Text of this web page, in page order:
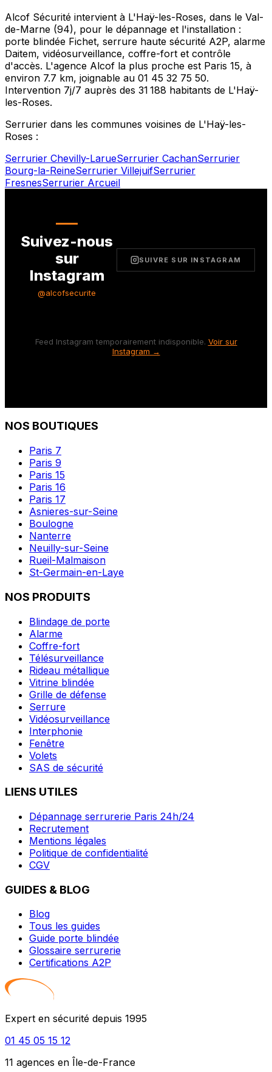
Alcof Sécurité intervient à L'Haÿ-les-Roses, dans le Val-
de-Marne (94), pour le dépannage et l'installation :
porte blindée Fichet, serrure haute sécurité A2P, alarme
Daitem, vidéosurveillance, coffre-fort et contrôle
d'accès. L'agence Alcof la plus proche est Paris 15, à
environ 7.7 km, joignable au 01 45 32 75 50.
Intervention 7j/7 auprès des 31 188 habitants de L'Haÿ-
les-Roses.
Serrurier dans les communes voisines de L'Haÿ-les-
Roses :
Serrurier Chevilly-LarueSerrurier CachanSerrurier
Bourg-la-ReineSerrurier VillejuifSerrurier
FresnesSerrurier Arcueil
Suivez-nous
sur
Instagram
@alcofsecurite
SUIVRE SUR INSTAGRAM
Feed Instagram temporairement indisponible. Voir sur
Instagram →
NOS BOUTIQUES
Paris 7
Paris 9
Paris 15
Paris 16
Paris 17
Asnieres-sur-Seine
Boulogne
Nanterre
Neuilly-sur-Seine
Rueil-Malmaison
St-Germain-en-Laye
NOS PRODUITS
Blindage de porte
Alarme
Coffre-fort
Télésurveillance
Rideau métallique
Vitrine blindée
Grille de défense
Serrure
Vidéosurveillance
Interphonie
Fenêtre
Volets
SAS de sécurité
LIENS UTILES
Dépannage serrurerie Paris 24h/24
Recrutement
Mentions légales
Politique de confidentialité
CGV
GUIDES & BLOG
Blog
Tous les guides
Guide porte blindée
Glossaire serrurerie
Certifications A2P
Expert en sécurité depuis 1995
01 45 05 15 12
11 agences en Île-de-France